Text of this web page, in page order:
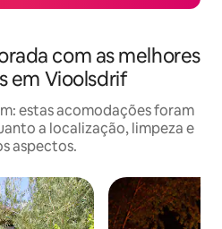
com as melhores
em Vioolsdrif
estas acomodações foram
a localização, limpeza e
aspectos.